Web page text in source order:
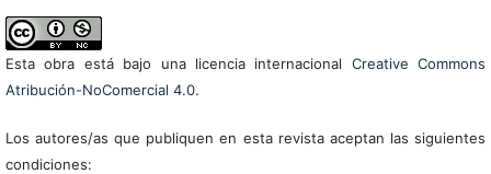
Esta obra está bajo una licencia internacional Creative Commons
Atribución-NoComercial 4.0.
Los autores/as que publiquen en esta revista aceptan las siguientes
condiciones: